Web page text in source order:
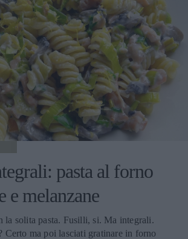
pasta al forno
e melanzane
la solita pasta. Fusilli, si. Ma integrali.
Certo ma poi lasciati gratinare in forno